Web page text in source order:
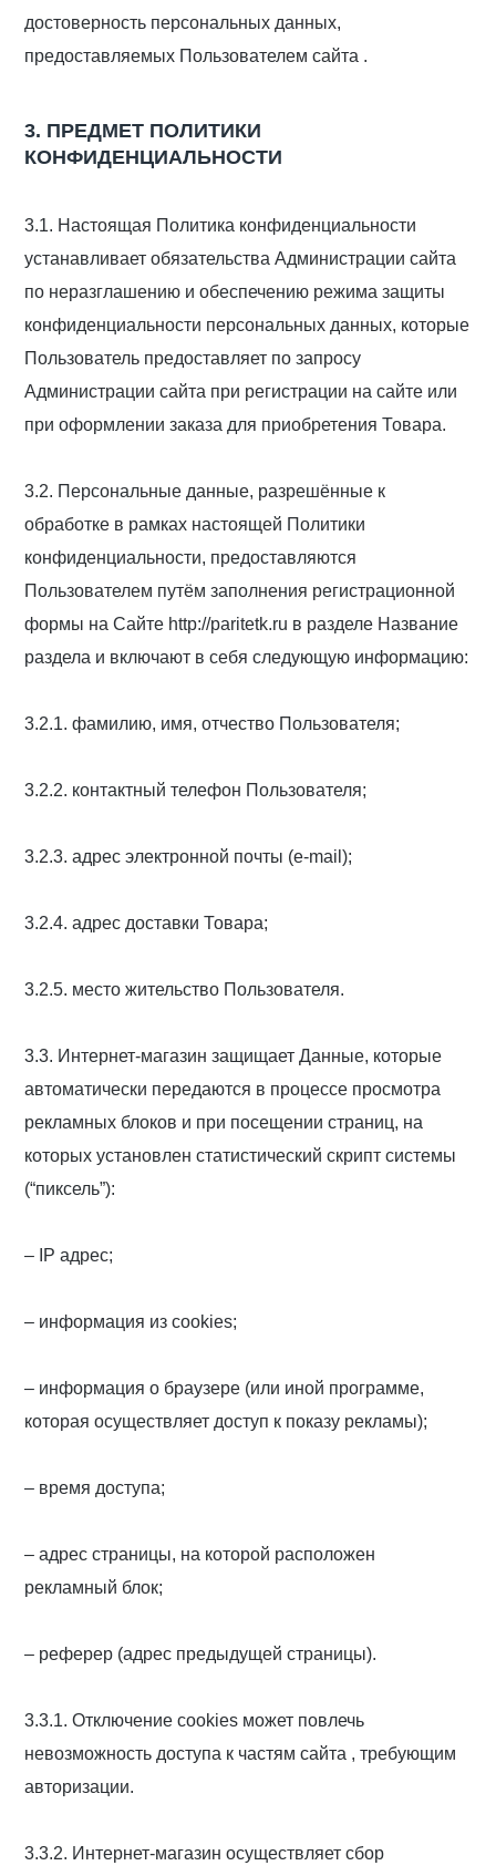
достоверность персональных данных,
предоставляемых Пользователем сайта .
3. ПРЕДМЕТ ПОЛИТИКИ
КОНФИДЕНЦИАЛЬНОСТИ
3.1. Настоящая Политика конфиденциальности
устанавливает обязательства Администрации сайта
по неразглашению и обеспечению режима защиты
конфиденциальности персональных данных, которые
Пользователь предоставляет по запросу
Администрации сайта при регистрации на сайте или
при оформлении заказа для приобретения Товара.
3.2. Персональные данные, разрешённые к
обработке в рамках настоящей Политики
конфиденциальности, предоставляются
Пользователем путём заполнения регистрационной
формы на Сайте http://paritetk.ru в разделе Название
раздела и включают в себя следующую информацию:
3.2.1. фамилию, имя, отчество Пользователя;
3.2.2. контактный телефон Пользователя;
3.2.3. адрес электронной почты (e-mail);
3.2.4. адрес доставки Товара;
3.2.5. место жительство Пользователя.
3.3. Интернет-магазин защищает Данные, которые
автоматически передаются в процессе просмотра
рекламных блоков и при посещении страниц, на
которых установлен статистический скрипт системы
(“пиксель”):
– IP адрес;
– информация из cookies;
– информация о браузере (или иной программе,
которая осуществляет доступ к показу рекламы);
– время доступа;
– адрес страницы, на которой расположен
рекламный блок;
– реферер (адрес предыдущей страницы).
3.3.1. Отключение cookies может повлечь
невозможность доступа к частям сайта , требующим
авторизации.
3.3.2. Интернет-магазин осуществляет сбор